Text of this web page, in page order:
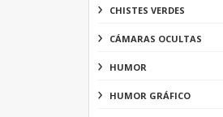
CHISTES VERDES
CÁMARAS OCULTAS
HUMOR
HUMOR GRÁFICO